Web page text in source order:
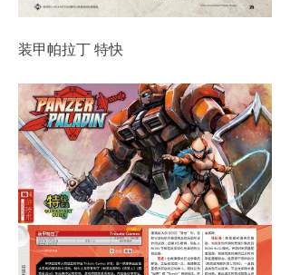
装甲帕拉丁 特快